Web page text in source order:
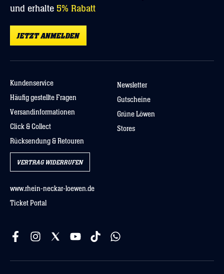
Geruchs beim Auspacken, der aber nach dem ersten Waschen weg
und erhalte 5% Rabatt
JETZT ANMELDEN
Kundenservice
Häufig gestellte Fragen
Versandinformationen
Click & Collect
Rücksendung & Retouren
Newsletter
Gutscheine
Grüne Löwen
Stores
VERTRAG WIDERRUFEN
www.rhein-neckar-loewen.de
Ticket Portal